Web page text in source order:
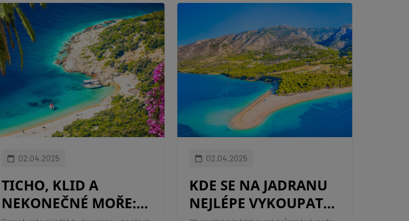
02.04.2025
TICHO, KLID A
NEKONEČNÉ MOŘE:
02.04.2025
KDE SE NA JADRANU
NEJLÉPE VYKOUPAT?